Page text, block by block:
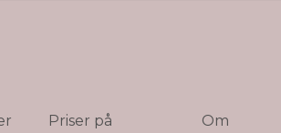
Priser på
Om